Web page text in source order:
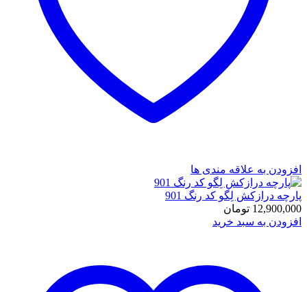
افزودن به علاقه مندی ها
پارچه درازکش لِگو کد رنگ 901
12,900,000 تومان
افزودن به سبد خرید